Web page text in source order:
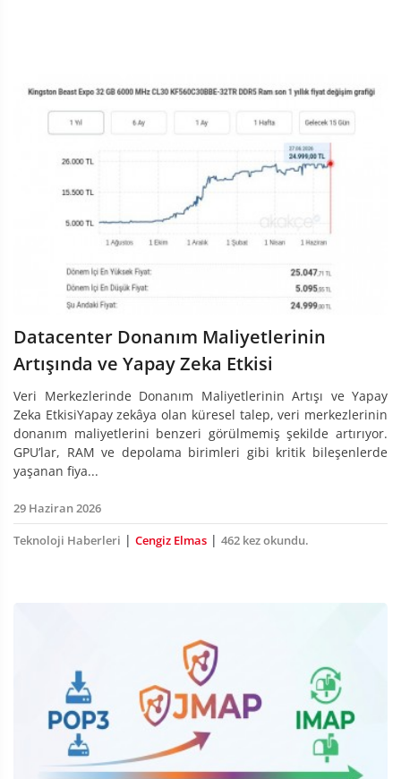
Datacenter Donanım Maliyetlerinin
Artışında ve Yapay Zeka Etkisi
Veri Merkezlerinde Donanım Maliyetlerinin Artışı ve Yapay
Zeka EtkisiYapay zekâya olan küresel talep, veri merkezlerinin
donanım maliyetlerini benzeri görülmemiş şekilde artırıyor.
GPU’lar, RAM ve depolama birimleri gibi kritik bileşenlerde
yaşanan fiya...
29 Haziran 2026
Teknoloji Haberleri | Cengiz Elmas | 462 kez okundu.